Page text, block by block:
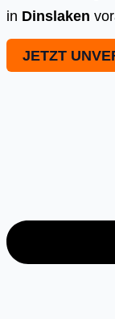
in Dinslaken
JETZT